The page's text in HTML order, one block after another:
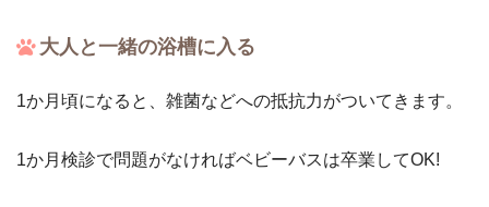
大人と一緒の浴槽に入る
1か月頃になると、雑菌などへの抵抗力がついてきます。
1か月検診で問題がなければベビーバスは卒業してOK!